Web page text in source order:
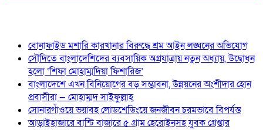
বোনাফাইড মশারি কারখানার বিরুদ্ধে শ্রম আইন লঙ্ঘনের অভিযোগ
সৌদিতে বাংলাদেশিদের ব্যবসায়িক অগ্রযাত্রায় নতুন অধ্যায়, উদ্বোধন
হলো ‘শিফা মোহাম্মদিয়া ফিশারিজ’
বাংলাদেশে এখন বিনিয়োগের বড় সম্ভাবনা, উন্নয়নের অংশীদার হোন
প্রবাসীরা — মোহাম্মদ সাইফুল্লাহ্
সোনারগাঁওয়ে ভয়াবহ লোডশেডিংয়ে জনজীবন চরমভাবে বিপর্যস্ত
আড়াইহাজারে বান্টি বাজারে ৫ গ্রাম হেরোইনসহ যুবক গ্রেপ্তার